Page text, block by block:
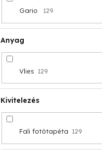
Gario 129
Anyag
Vlies 129
Kivitelezés
Fali fotótapéta 129